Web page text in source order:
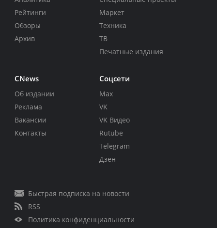
Рейтинги
Обзоры
Архив
Маркет
Техника
ТВ
Печатные издания
CNews
Об издании
Реклама
Вакансии
Контакты
Соцсети
Max
VK
VK Видео
Rutube
Telegram
Дзен
Быстрая подписка на новости
RSS
Политика конфиденциальности